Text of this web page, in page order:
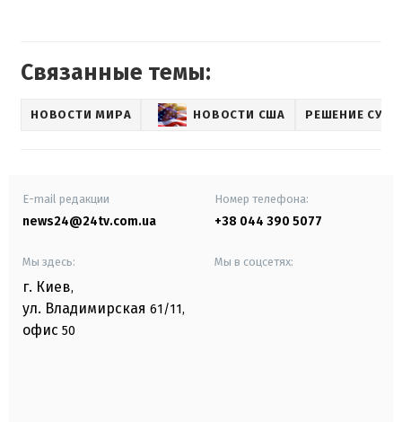
Связанные темы:
НОВОСТИ МИРА НОВОСТИ США РЕШЕНИЕ СУДА
E-mail редакции
news24@24tv.com.ua
Номер телефона:
+38 044 390 5077
Мы здесь:
г. Киев,
ул. Владимирская 61/11,
офис 50
Мы в соцсетях: